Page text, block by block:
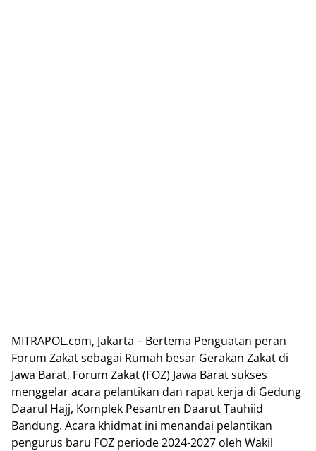
MITRAPOL.com, Jakarta – Bertema Penguatan peran
Forum Zakat sebagai Rumah besar Gerakan Zakat di
Jawa Barat, Forum Zakat (FOZ) Jawa Barat sukses
menggelar acara pelantikan dan rapat kerja di Gedung
Daarul Hajj, Komplek Pesantren Daarut Tauhiid
Bandung. Acara khidmat ini menandai pelantikan
pengurus baru FOZ periode 2024-2027 oleh Wakil